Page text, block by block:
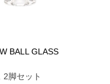
BALL GLASS
2脚セット